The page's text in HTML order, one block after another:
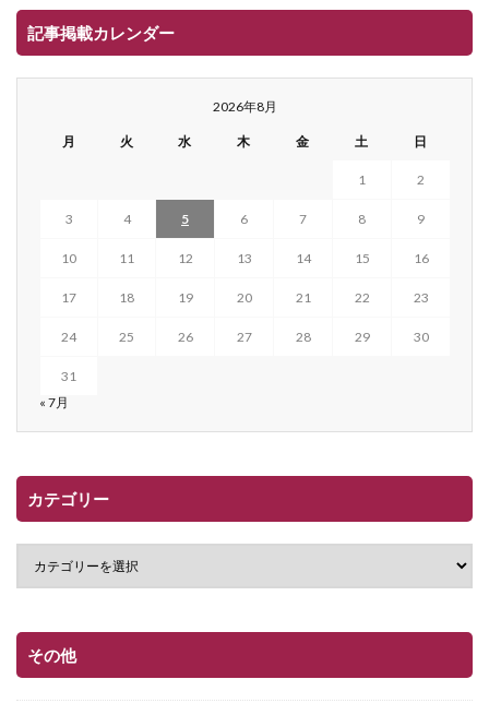
記事掲載カレンダー
2026年8月
月 火 水 木 金 土 日
1 2
3 4 5 6 7 8 9
10 11 12 13 14 15 16
17 18 19 20 21 22 23
24 25 26 27 28 29 30
31
« 7月
カテゴリー
その他